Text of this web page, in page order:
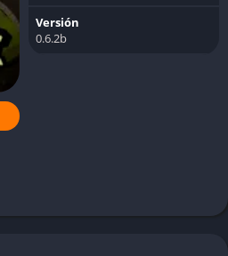
Versión
0.6.2b